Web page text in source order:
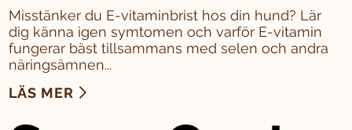
Misstänker du E-vitaminbrist hos din hund? Lär
dig känna igen symtomen och varför E-vitamin
fungerar bäst tillsammans med selen och andra
näringsämnen...
LÄS MER